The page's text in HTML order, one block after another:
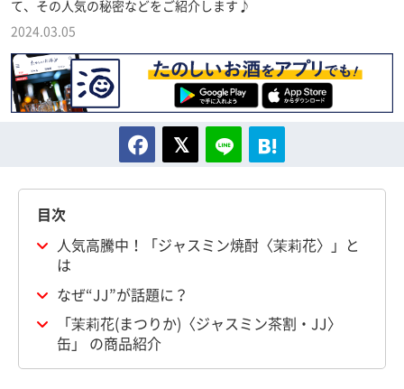
て、その人気の秘密などをご紹介します♪
2024.03.05
目次
人気高騰中！「ジャスミン焼酎〈茉莉花〉」と
は
なぜ“JJ”が話題に？
「茉莉花(まつりか)〈ジャスミン茶割・JJ〉
缶」 の商品紹介